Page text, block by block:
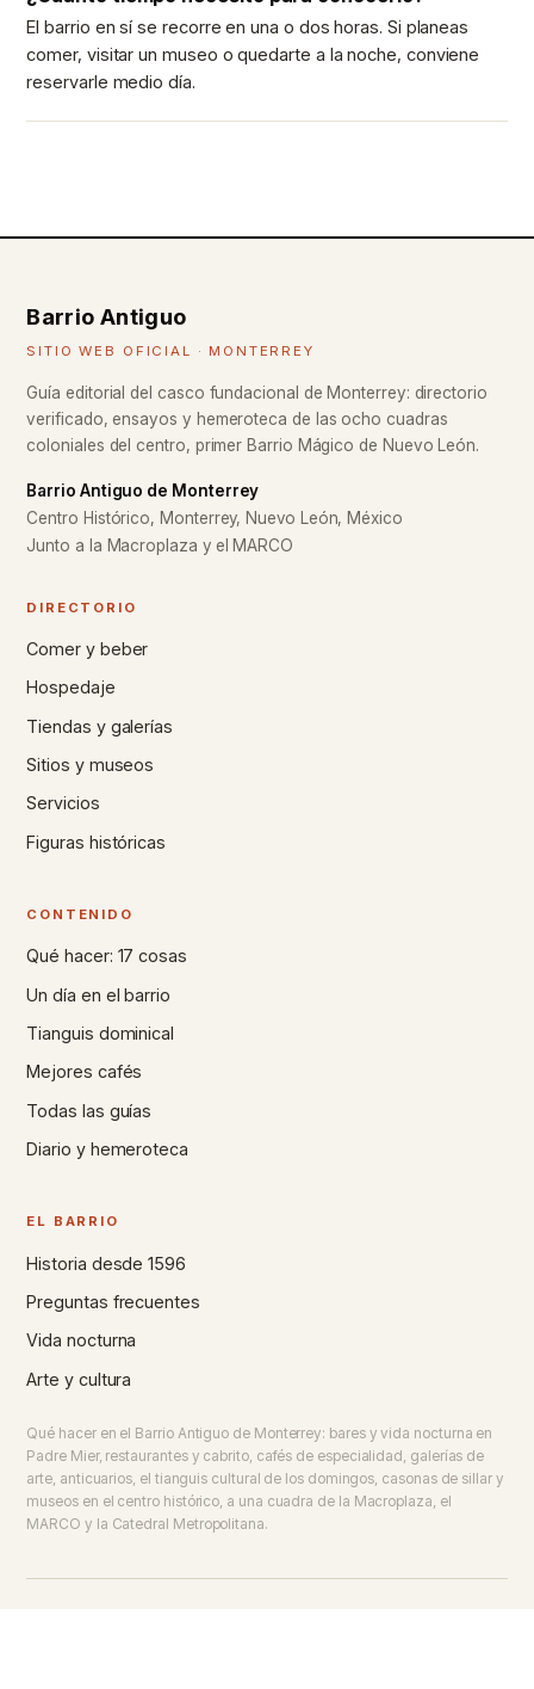
El barrio en sí se recorre en una o dos horas. Si planeas
comer, visitar un museo o quedarte a la noche, conviene
reservarle medio día.
Barrio Antiguo
SITIO WEB OFICIAL · MONTERREY
Guía editorial del casco fundacional de Monterrey: directorio
verificado, ensayos y hemeroteca de las ocho cuadras
coloniales del centro, primer Barrio Mágico de Nuevo León.
Barrio Antiguo de Monterrey
Centro Histórico, Monterrey, Nuevo León, México
Junto a la Macroplaza y el MARCO
DIRECTORIO
Comer y beber
Hospedaje
Tiendas y galerías
Sitios y museos
Servicios
Figuras históricas
CONTENIDO
Qué hacer: 17 cosas
Un día en el barrio
Tianguis dominical
Mejores cafés
Todas las guías
Diario y hemeroteca
EL BARRIO
Historia desde 1596
Preguntas frecuentes
Vida nocturna
Arte y cultura
Qué hacer en el Barrio Antiguo de Monterrey: bares y vida nocturna en
Padre Mier, restaurantes y cabrito, cafés de especialidad, galerías de
arte, anticuarios, el tianguis cultural de los domingos, casonas de sillar y
museos en el centro histórico, a una cuadra de la Macroplaza, el
MARCO y la Catedral Metropolitana.